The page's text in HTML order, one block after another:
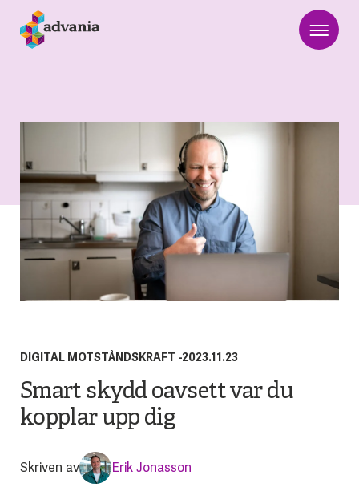
DIGITAL MOTSTÅNDSKRAFT -2023.11.23
Smart skydd oavsett var du
kopplar upp dig
Skriven av Erik Jonasson